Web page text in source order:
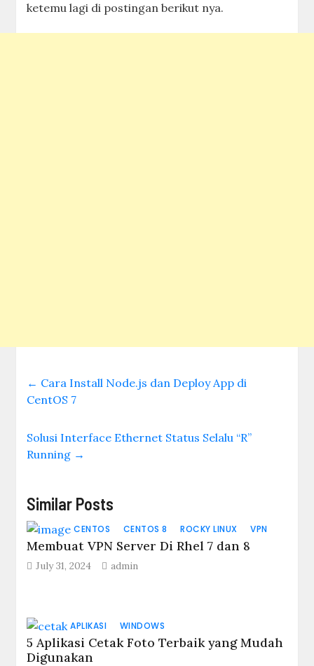
ketemu lagi di postingan berikut nya.
← Cara Install Node.js dan Deploy App di
CentOS 7
Solusi Interface Ethernet Status Selalu “R”
Running →
Similar Posts
CENTOS CENTOS 8 ROCKY LINUX VPN
Membuat VPN Server Di Rhel 7 dan 8
July 31, 2024 admin
APLIKASI WINDOWS
5 Aplikasi Cetak Foto Terbaik yang Mudah
Digunakan